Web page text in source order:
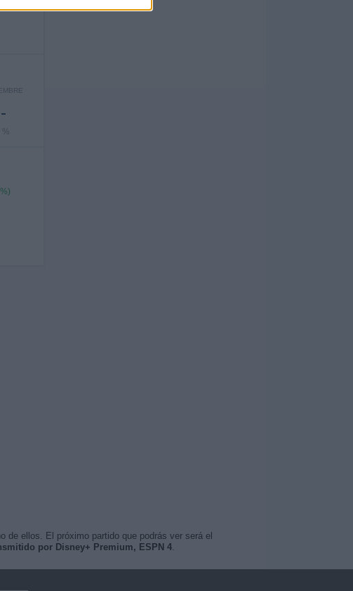
-
%
ellos. El próximo partido que podrás ver será el
por Disney+ Premium, ESPN 4.